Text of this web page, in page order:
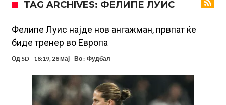
Ливерпул и Арсенал влегуваат во „војна“ поради фудбалер
вреден 69 милиони евра!
Кој го убеди Родри да ја избере Барселона?
Инфантино го возвраќа ударот, кој сè досега го поддржал?
„Влегувам на стадионот за да го разнесам Меси со четири бомби“
Реал потроши повеќе од 200 милиони евра, но не го затвора
паричникот – ќе има уште засилувања!
После распродажба, време е Њукасл да ја отвори касата, дали
TAG ARCHIVES: ФЕЛИПЕ ЛУИС
Фелипе Луис најде нов ангажман, првпат ќе
биде тренер во Европа
Од SD 18:19, 28 мај Во : Фудбал